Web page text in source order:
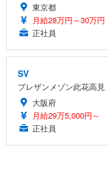
東京都
月給28万円～30万円
正社員
SV
プレザンメゾン此花高見
大阪府
月給29万5,000円～
正社員